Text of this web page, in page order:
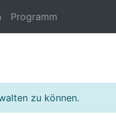
Programm
zu können.